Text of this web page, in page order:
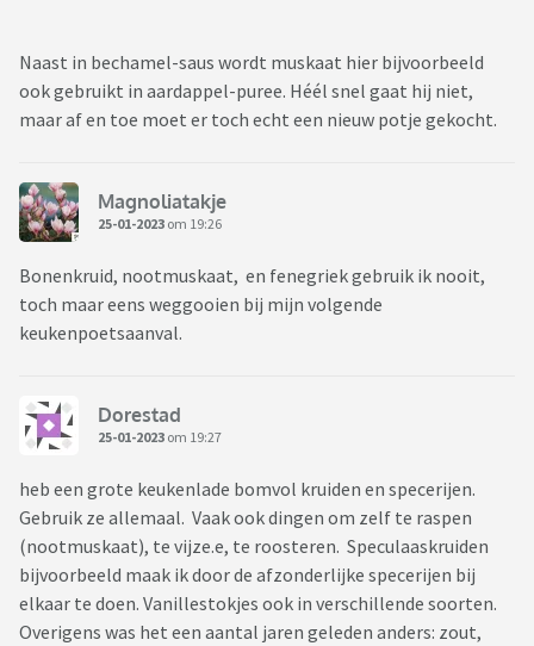
Naast in bechamel-saus wordt muskaat hier bijvoorbeeld
ook gebruikt in aardappel-puree. Héél snel gaat hij niet,
maar af en toe moet er toch echt een nieuw potje gekocht.
Magnoliatakje
25-01-2023 om 19:26
Bonenkruid, nootmuskaat, en fenegriek gebruik ik nooit,
toch maar eens weggooien bij mijn volgende
keukenpoetsaanval.
Dorestad
25-01-2023 om 19:27
heb een grote keukenlade bomvol kruiden en specerijen.
Gebruik ze allemaal. Vaak ook dingen om zelf te raspen
(nootmuskaat), te vijze.e, te roosteren. Speculaaskruiden
bijvoorbeeld maak ik door de afzonderlijke specerijen bij
elkaar te doen. Vanillestokjes ook in verschillende soorten.
Overigens was het een aantal jaren geleden anders: zout,